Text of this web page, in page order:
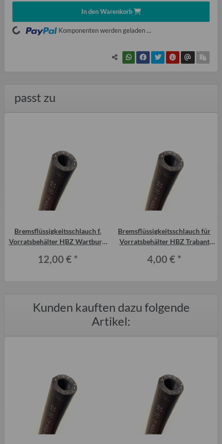
In den Warenkorb
Komponenten werden geladen ...
passt zu
Bremsflüssigkeitsschlauch f.
Vorratsbehälter HBZ Wartburg,
12,00 € *
Bremsflüssigkeitsschlauch für
Vorratsbehälter HBZ Trabant
4,00 € *
Kunden kauften dazu folgende
Artikel: